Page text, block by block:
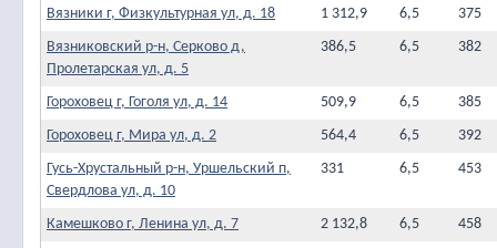
Вязники г, Физкультурная ул, д. 18
1 312,9 6,5
375
Вязниковский р-н, Серково д,
Пролетарская ул, д. 5
386,5 6,5 382
Гороховец г, Гоголя ул, д. 14 509,9 6,5
385
Гороховец г, Мира ул, д. 2
564,4 6,5
392
Гусь-Хрустальный р-н, Уршельский п,
Свердлова ул, д. 10
331 6,5 453
Камешково г, Ленина ул, д. 7 2 132,8 6,5
458